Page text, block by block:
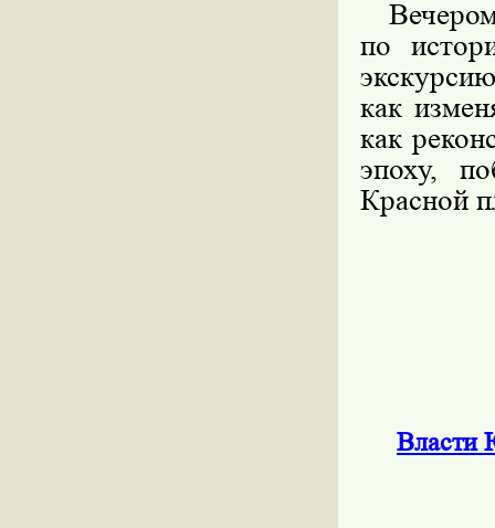
Вечером
по
как
как
эпоху,
Красной
Власти